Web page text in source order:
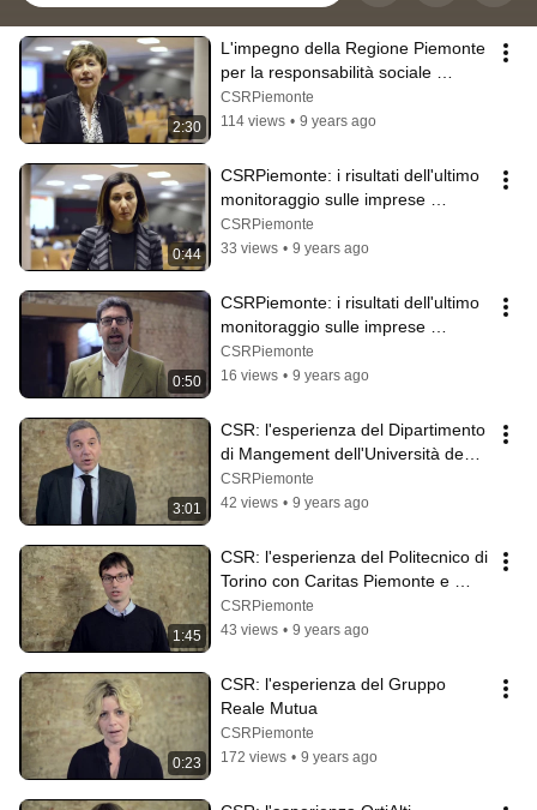
2:30
L'impegno della Regione Piemonte
per la responsabilità sociale
d'impresa
CSRPiemonte
114 views • 9 years ago
0:44
CSRPiemonte: i risultati dell'ultimo
monitoraggio sulle imprese
responsabili
CSRPiemonte
33 views • 9 years ago
0:50
CSRPiemonte: i risultati dell'ultimo
monitoraggio sulle imprese
responsabili
CSRPiemonte
16 views • 9 years ago
3:01
CSR: l'esperienza del Dipartimento
di Mangement dell'Università degli
Studi di Torino
CSRPiemonte
42 views • 9 years ago
1:45
CSR: l'esperienza del Politecnico di
Torino con Caritas Piemonte e
Leroy Merlin
CSRPiemonte
43 views • 9 years ago
0:23
CSR: l'esperienza del Gruppo
Reale Mutua
CSRPiemonte
172 views • 9 years ago